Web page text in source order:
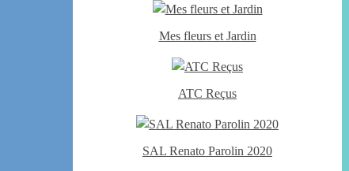
Mes fleurs et Jardin
ATC Reçus
SAL Renato Parolin 2020